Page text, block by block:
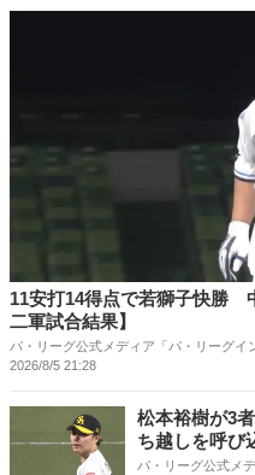
11安打14得点で若獅子快勝
二軍試合結果】
パ・リーグ公式メディア「パ・リーグイ
2026/8/5 21:28
松本裕樹が3
ち越しを呼び
パ・リーグ公式メ